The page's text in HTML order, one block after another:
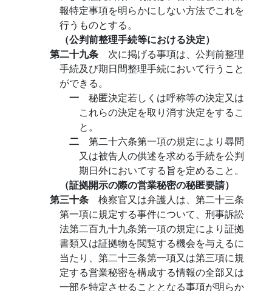
報特定事項を明らかにしない方法でこれを
行うものとする。
（公判前整理手続等における決定）
第二十九条 次に掲げる事項は、公判前整理
手続及び期日間整理手続において行うこと
ができる。
一 秘匿決定若しくは呼称等の決定又は
これらの決定を取り消す決定をするこ
と。
二 第二十六条第一項の規定により尋問
又は被告人の供述を求める手続を公判
期日外においてする旨を定めること。
（証拠開示の際の営業秘密の秘匿要請）
第三十条 検察官又は弁護人は、第二十三条
第一項に規定する事件について、刑事訴訟
法第二百九十九条第一項の規定により証拠
書類又は証拠物を閲覧する機会を与えるに
当たり、第二十三条第一項又は第三項に規
定する営業秘密を構成する情報の全部又は
一部を特定させることとなる事項が明らか